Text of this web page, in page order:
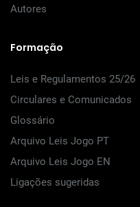
Autores
Formação
Leis e Regulamentos 25/26
Circulares e Comunicados
Glossário
Arquivo Leis Jogo PT
Arquivo Leis Jogo EN
Ligações sugeridas